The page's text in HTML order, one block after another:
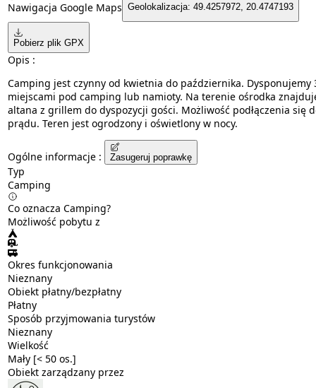
Nawigacja Google Maps Geolokalizacja: 49.4257972, 20.4747193
Pobierz plik GPX
Opis :
Camping jest czynny od kwietnia do października. Dysponujemy
miejscami pod camping lub namioty. Na terenie ośrodka
altana z grillem do dyspozycji gości. Możliwość podłączenia się
prądu. Teren jest ogrodzony i oświetlony w nocy.
Ogólne informacje : Zasugeruj poprawkę
Typ
Camping
Co oznacza Camping?
Możliwość pobytu z
Okres funkcjonowania
Nieznany
Obiekt płatny/bezpłatny
Płatny
Sposób przyjmowania turystów
Nieznany
Wielkość
Mały [< 50 os.]
Obiekt zarządzany przez